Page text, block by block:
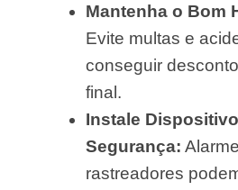
Mantenha o Bom
Evite multas e
conseguir
final.
Instale
Segurança:
rastreadores